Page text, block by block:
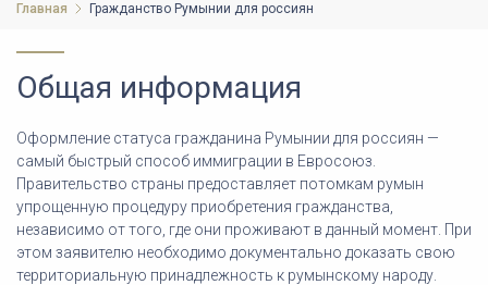
Главная Гражданство Румынии для россиян
Общая информация
Оформление статуса гражданина Румынии для россиян —
самый быстрый способ иммиграции в Евросоюз.
Правительство страны предоставляет потомкам румын
упрощенную процедуру приобретения гражданства,
независимо от того, где они проживают в данный момент. При
этом заявителю необходимо документально доказать свою
территориальную принадлежность к румынскому народу.